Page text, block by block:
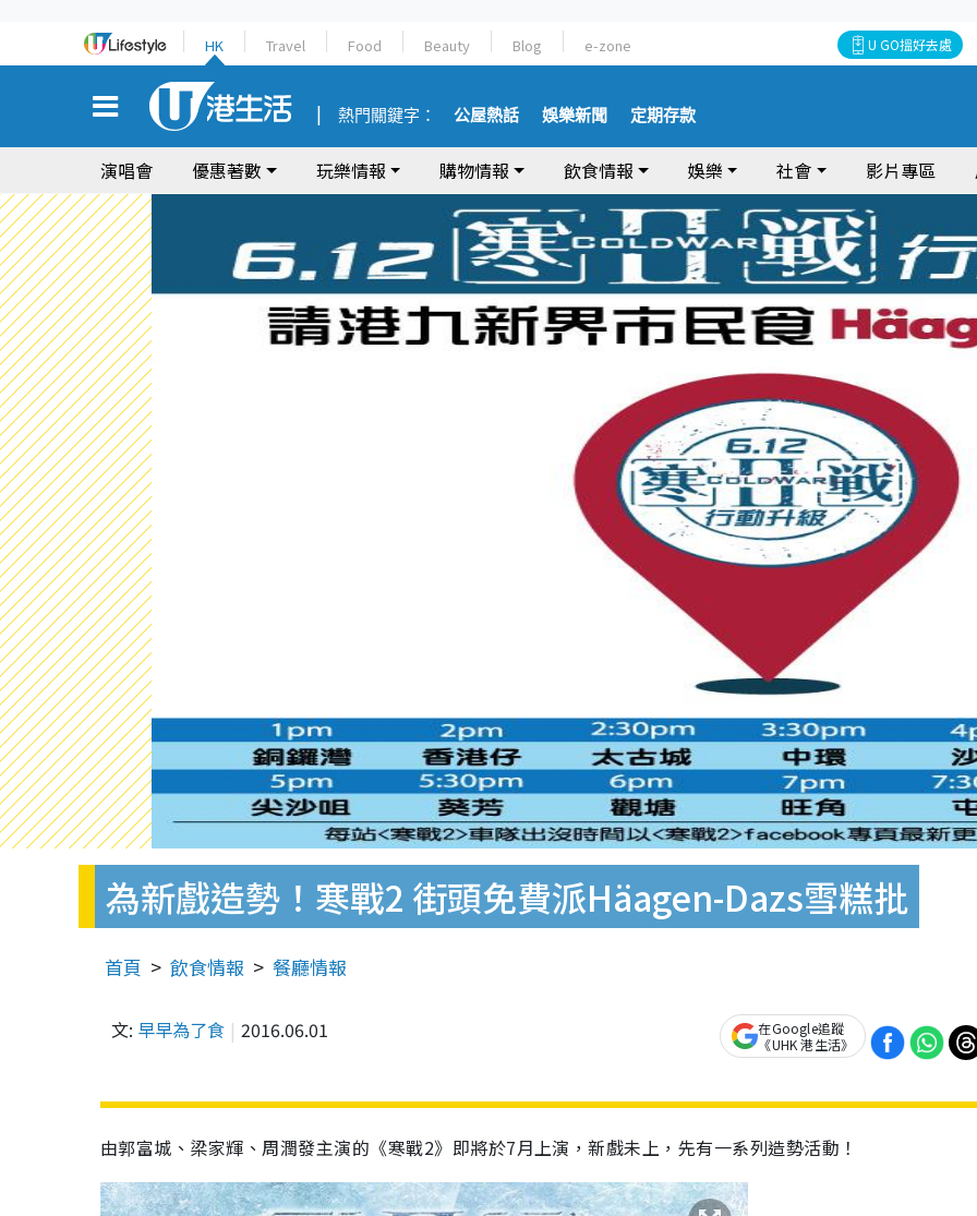
HK Travel Food Beauty Blog e-zone U GO搵好去處
熱門關鍵字： 公屋熱話 娛樂新聞 定期存款
演唱會 優惠著數 玩樂情報 購物情報 飲食情報 娛樂 社會 影片專區
為新戲造勢！寒戰2 街頭免費派Häagen-Dazs雪糕批
首頁 飲食情報 餐廳情報
文: 早早為了食 2016.06.01
在Google追蹤
《UHK 港生活》
由‪‎郭富城‬、‎梁家輝‬、‎周潤發‬主演的《寒戰2》即將於7月上演，新戲未上，先有一系列造勢活動！